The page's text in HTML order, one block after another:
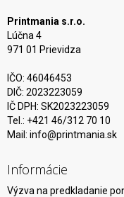
Printmania s.r.o.
Lúčna 4
971 01 Prievidza
IČO: 46046453
DIČ: 2023223059
IČ DPH: SK2023223059
Tel.: +421 46/312 70 10
Mail: info@printmania.sk
Informácie
Výzva na predkladanie